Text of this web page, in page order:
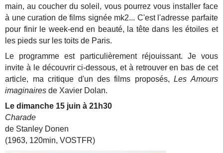
main, au coucher du soleil, vous pourrez vous installer face
à une curation de films signée mk2... C'est l'adresse parfaite
pour finir le week-end en beauté, la tête dans les étoiles et
les pieds sur les toits de Paris.
Le programme est particulièrement réjouissant. Je vous
invite à le découvrir ci-dessous, et à retrouver en bas de cet
article, ma critique d'un des films proposés,Les Amours
imaginaires de Xavier Dolan.
Le dimanche 15 juin à 21h30
Charade
de Stanley Donen
(1963, 120min, VOSTFR)